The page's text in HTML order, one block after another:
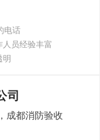
电话
员经验丰富
明
司
成都消防验收